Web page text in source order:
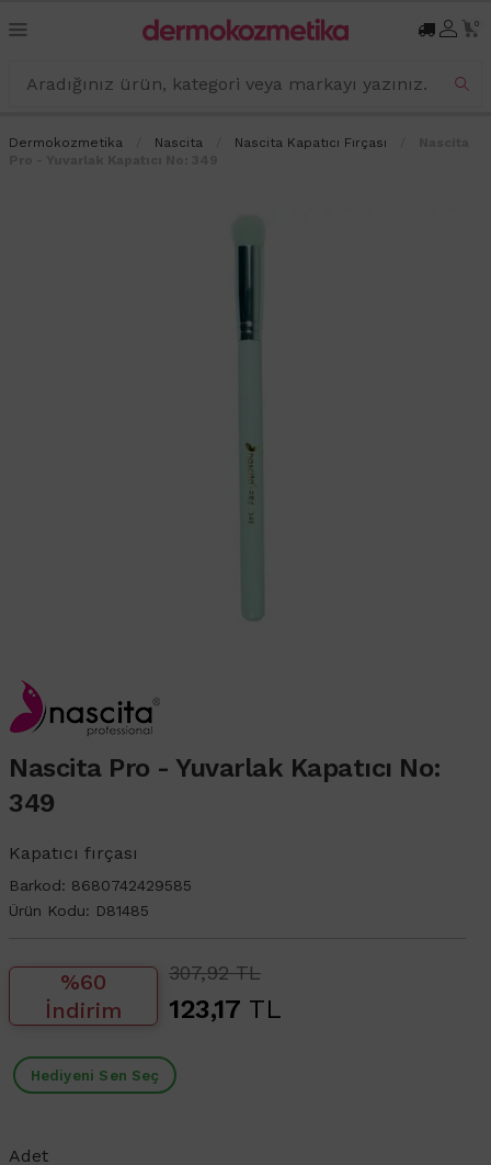
0
Dermokozmetika Nascita Nascita Kapatıcı Fırçası
Nascita Pro - Yuvarlak Kapatıcı No:
349
Kapatıcı fırçası
Barkod: 8680742429585
Ürün Kodu: D81485
%60
İndirim
307,92 TL
123,17 TL
Hediyeni Sen Seç
Adet